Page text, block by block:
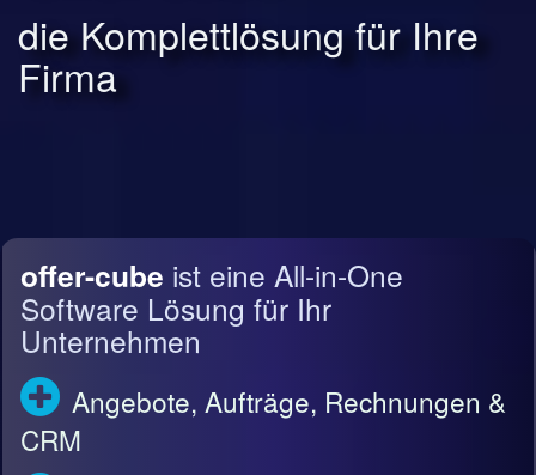
die Komplettlösung für Ihre
Firma
offer-cube ist eine All-in-One
Software Lösung für Ihr
Unternehmen
Angebote, Aufträge, Rechnungen &
CRM